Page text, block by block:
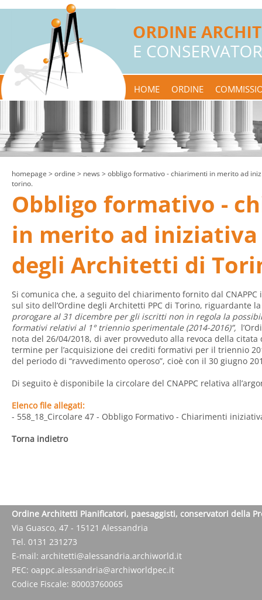
HOME ORDINE
homepage > ordine > news > obbligo formativo - chiarimenti in merito ad
torino.
Obbligo formativo -
in merito ad iniziativa
degli Architetti di
Si comunica che, a seguito del chiarimento fornito dal
sul sito dell’Ordine degli Architetti PPC di Torino, riguardante
prorogare al 31 dicembre per gli iscritti non in regola la
formativi relativi al 1° triennio sperimentale (2014-2016)”,
nota del 26/04/2018, di aver provveduto alla revoca della
termine per l’acquisizione dei crediti formativi per il triennio
del periodo di “ravvedimento operoso”, cioè con il 30 giugno
Di seguito è disponibile la circolare del CNAPPC relativa
Elenco file allegati:
- 558_18_Circolare 47 - Obbligo Formativo - Chiarimenti
Torna indietro
Ordine Architetti Pianificatori, paesaggisti, conservatori della
Via Guasco, 47 - 15121 Alessandria
Tel. 0131 231273
E-mail: architetti@alessandria.archiworld.it
PEC: oappc.alessandria@archiworldpec.it
Codice Fiscale: 80003760065